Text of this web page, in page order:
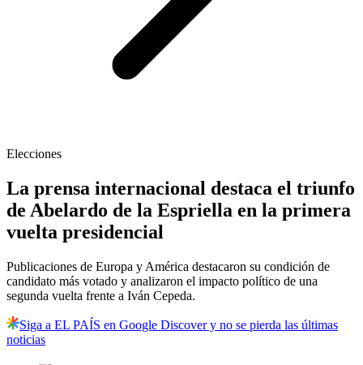
Elecciones
La prensa internacional destaca el triunfo
de Abelardo de la Espriella en la primera
vuelta presidencial
Publicaciones de Europa y América destacaron su condición de
candidato más votado y analizaron el impacto político de una
segunda vuelta frente a Iván Cepeda.
Siga a EL PAÍS en Google Discover y no se pierda las últimas
noticias